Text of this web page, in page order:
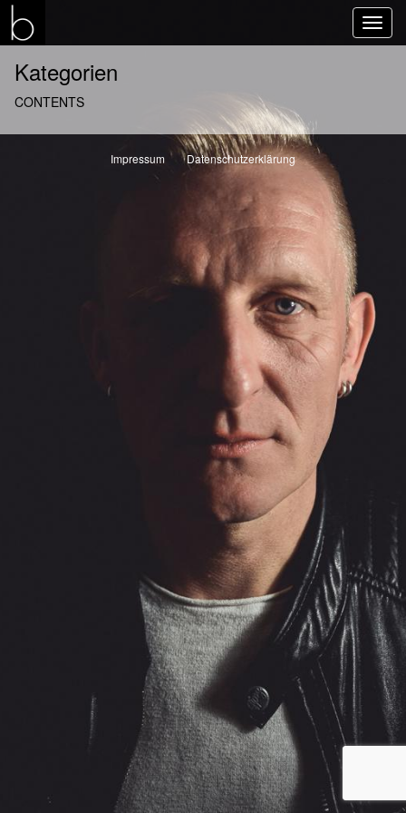
ein-/
Kategorien
CONTENTS
Impressum Datenschutzerklärung